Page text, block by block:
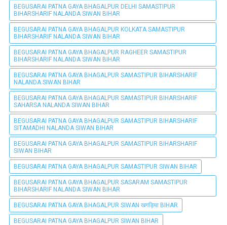
BEGUSARAI PATNA GAYA BHAGALPUR DELHI SAMASTIPUR
BIHARSHARIF NALANDA SIWAN BIHAR
BEGUSARAI PATNA GAYA BHAGALPUR KOLKATA SAMASTIPUR
BIHARSHARIF NALANDA SIWAN BIHAR
BEGUSARAI PATNA GAYA BHAGALPUR RAGHEER SAMASTIPUR
BIHARSHARIF NALANDA SIWAN BIHAR
BEGUSARAI PATNA GAYA BHAGALPUR SAMASTIPUR BIHARSHARIF
NALANDA SIWAN BIHAR
BEGUSARAI PATNA GAYA BHAGALPUR SAMASTIPUR BIHARSHARIF
SAHARSA NALANDA SIWAN BIHAR
BEGUSARAI PATNA GAYA BHAGALPUR SAMASTIPUR BIHARSHARIF
SITAMADHI NALANDA SIWAN BIHAR
BEGUSARAI PATNA GAYA BHAGALPUR SAMASTIPUR BIHARSHARIF
SIWAN BIHAR
BEGUSARAI PATNA GAYA BHAGALPUR SAMASTIPUR SIWAN BIHAR
BEGUSARAI PATNA GAYA BHAGALPUR SASARAM SAMASTIPUR
BIHARSHARIF NALANDA SIWAN BIHAR
BEGUSARAI PATNA GAYA BHAGALPUR SIWAN खगड़िया BIHAR
BEGUSARAI PATNA GAYA BHAGALPUR SIWAN BIHAR